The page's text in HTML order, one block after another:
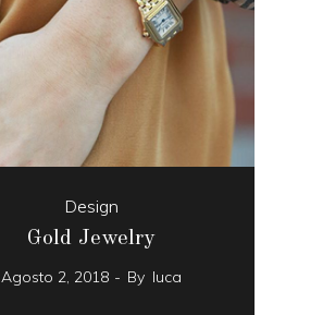
Design
Gold Jewelry
Agosto 2, 2018 By luca